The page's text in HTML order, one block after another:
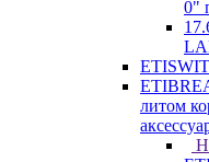
0"
литом